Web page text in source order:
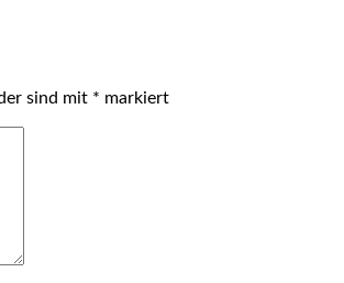
sind mit * markiert